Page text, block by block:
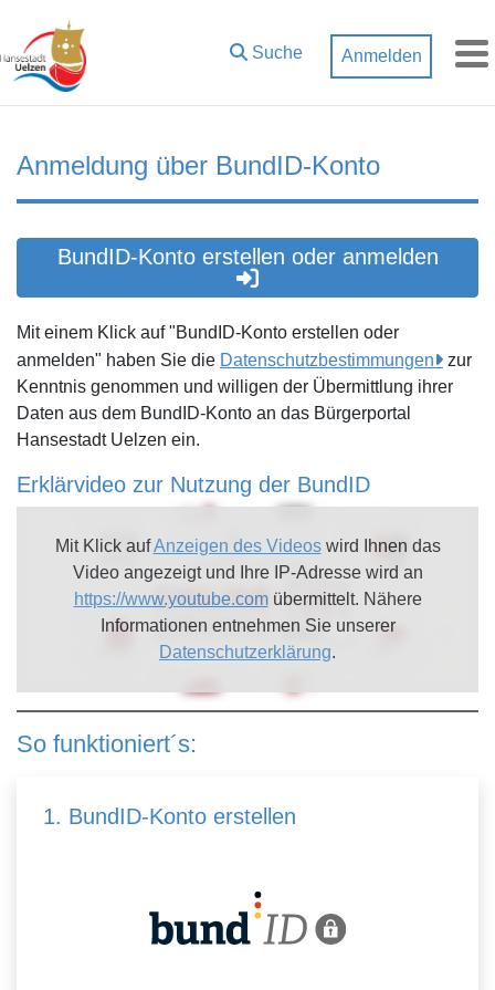
Zum Hauptinhalt springen
Suche Anmelden
Anmeldung über BundID-Konto
BundID-Konto erstellen oder anmelden
Mit einem Klick auf "BundID-Konto erstellen oder
anmelden" haben Sie die Datenschutzbestimmungen
zur
Kenntnis genommen und willigen der Übermittlung ihrer
Daten aus dem BundID-Konto an das Bürgerportal
Hansestadt Uelzen ein.
Erklärvideo zur Nutzung der BundID
Mit Klick aufAnzeigen des Videoswird Ihnen das
Video angezeigt und Ihre IP-Adresse wird an
https://www.youtube.comübermittelt. Nähere
Informationen entnehmen Sie unserer
Datenschutzerklärung.
So funktioniert´s:
1. BundID-Konto erstellen